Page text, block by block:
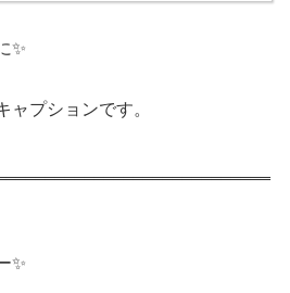
✨
ャプションです。
✨